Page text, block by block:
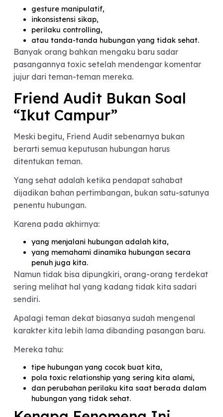
atau terlalu fokus pada hal-hal
awal hubungan.
Nah, di sinilah peran teman dekat jadi penting.
Sahabat biasanya melihat hubungan dari sudut
pandang yang lebih netral dan realistis. Mereka
tidak terpengaruh euforia romantis sehingga
mudah membaca:
gesture manipulatif,
inkonsistensi sikap,
perilaku controlling,
atau tanda-tanda hubungan yang tidak sehat.
Banyak orang bahkan mengaku baru sadar
jujur dari teman-teman mereka.
Friend Audit Bukan Soal
“Ikut Campur”
Meski begitu, Friend Audit sebenarnya bukan
berarti semua keputusan hubungan harus
ditentukan teman.
Yang sehat adalah ketika pendapat sahabat
dijadikan bahan pertimbangan, bukan satu-
penentu hubungan.
Karena pada akhirnya:
yang menjalani hubungan adalah kita,
yang memahami dinamika hubungan secara
penuh juga kita.